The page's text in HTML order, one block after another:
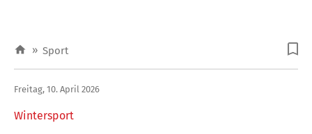
» Sport
Wintersport
Freitag, 10. April 2026